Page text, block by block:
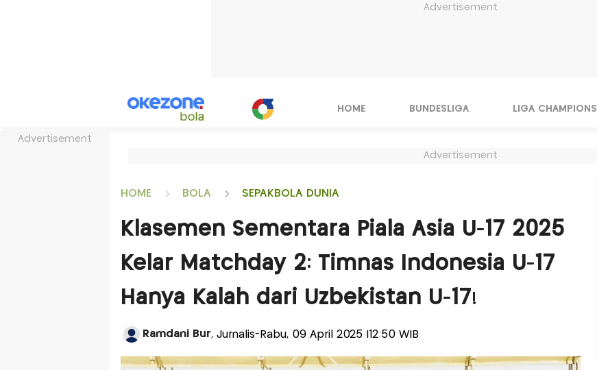
Advertisement
Advertisement
HOME BUNDESLIGA LIGA CHAMPIONS
Advertisement
HOME BOLA SEPAKBOLA DUNIA
Klasemen Sementara Piala Asia U-17 2025
Kelar Matchday 2: Timnas Indonesia U-17
Hanya Kalah dari Uzbekistan U-17!
Ramdani Bur, Jurnalis-Rabu, 09 April 2025 |12:50 WIB